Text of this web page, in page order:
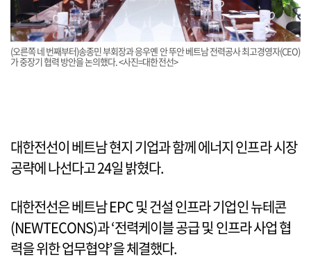
(오른쪽 네 번째부터)송종민 부회장과 응우옌 안 뚜안 베트남 전력공사 최고경영자(CEO)
가 중장기 협력 방안을 논의했다. <사진=대한전선>
대한전선이 베트남 현지 기업과 함께 에너지 인프라 시장
공략에 나선다고 24일 밝혔다.
대한전선은 베트남 EPC 및 건설 인프라 기업인 뉴테콘
(NEWTECONS)과 ‘전력케이블 공급 및 인프라 사업 협
력을 위한 업무협약’을 체결했다.